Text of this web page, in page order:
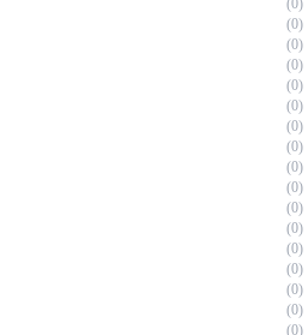
0
0
0
0
0
0
0
0
0
0
0
0
0
0
0
0
0